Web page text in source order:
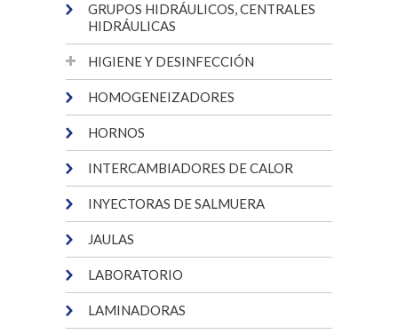
GRUPOS HIDRÁULICOS, CENTRALES
HIDRÁULICAS
HIGIENE Y DESINFECCIÓN
HOMOGENEIZADORES
HORNOS
INTERCAMBIADORES DE CALOR
INYECTORAS DE SALMUERA
JAULAS
LABORATORIO
LAMINADORAS